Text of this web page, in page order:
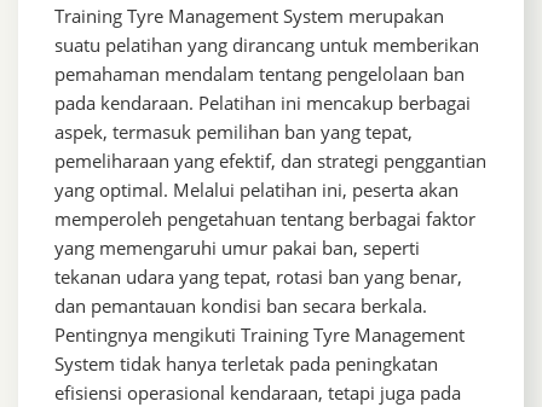
Training Tyre Management System merupakan
suatu pelatihan yang dirancang untuk memberikan
pemahaman mendalam tentang pengelolaan ban
pada kendaraan. Pelatihan ini mencakup berbagai
aspek, termasuk pemilihan ban yang tepat,
pemeliharaan yang efektif, dan strategi penggantian
yang optimal. Melalui pelatihan ini, peserta akan
memperoleh pengetahuan tentang berbagai faktor
yang memengaruhi umur pakai ban, seperti
tekanan udara yang tepat, rotasi ban yang benar,
dan pemantauan kondisi ban secara berkala.
Pentingnya mengikuti Training Tyre Management
System tidak hanya terletak pada peningkatan
efisiensi operasional kendaraan, tetapi juga pada